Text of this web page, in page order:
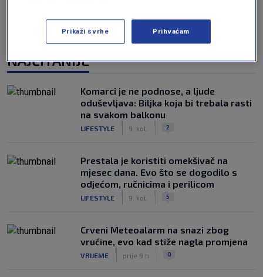
NAJČITANIJE
Komarci je ne podnose, a ljude
oduševljava: Biljka koja bi trebala rasti
na svakom balkonu
LIFESTYLE 9. kol. 2
Prestala je koristiti omekšivač na
mjesec dana. Evo što se dogodilo s
odjećom, ručnicima i perilicom
LIFESTYLE 9. kol. 5
Crveni Meteoalarm na snazi zbog
vrućine, evo kad stiže nagla promjena
VRIJEME prije 9 h 0
Prikaži svrhe Prihvaćam